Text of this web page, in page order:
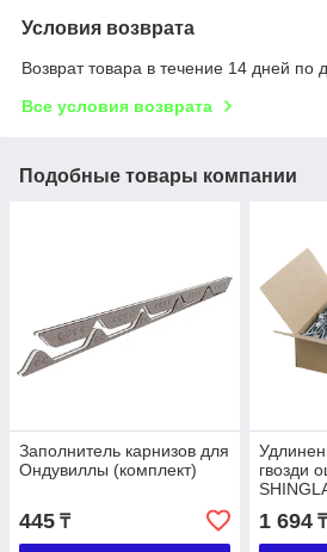
Условия возврата
Возврат товара в течение 14 дней по
Все условия возврата
Подобные товары компании
Заполнитель карнизов для
Ондувиллы (комплект)
445 ₸
гвозди
1 694₸